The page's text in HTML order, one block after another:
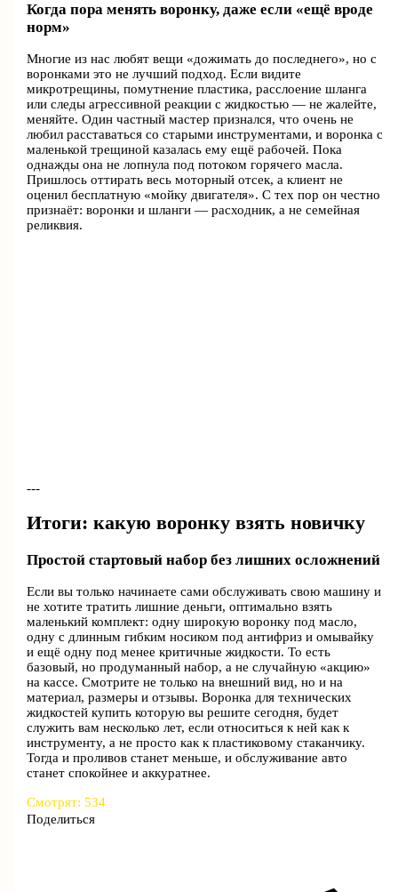
Когда пора менять воронку, даже если «ещё вроде
норм»
Многие из нас любят вещи «дожимать до последнего», но с
воронками это не лучший подход. Если видите
микротрещины, помутнение пластика, расслоение шланга
или следы агрессивной реакции с жидкостью — не жалейте,
меняйте. Один частный мастер признался, что очень не
любил расставаться со старыми инструментами, и воронка с
маленькой трещиной казалась ему ещё рабочей. Пока
однажды она не лопнула под потоком горячего масла.
Пришлось оттирать весь моторный отсек, а клиент не
оценил бесплатную «мойку двигателя». С тех пор он честно
признаёт: воронки и шланги — расходник, а не семейная
реликвия.
---
Итоги: какую воронку взять новичку
Простой стартовый набор без лишних осложнений
Если вы только начинаете сами обслуживать свою машину и
не хотите тратить лишние деньги, оптимально взять
маленький комплект: одну широкую воронку под масло,
одну с длинным гибким носиком под антифриз и омывайку
и ещё одну под менее критичные жидкости. То есть
базовый, но продуманный набор, а не случайную «акцию»
на кассе. Смотрите не только на внешний вид, но и на
материал, размеры и отзывы. Воронка для технических
жидкостей купить которую вы решите сегодня, будет
служить вам несколько лет, если относиться к ней как к
инструменту, а не просто как к пластиковому стаканчику.
Тогда и проливов станет меньше, и обслуживание авто
станет спокойнее и аккуратнее.
Смотрят: 534
Поделиться